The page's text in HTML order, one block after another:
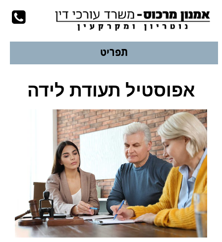
עמוד הבית
לשיחת יעוץ
077-9978924
תפריט
אפוסטיל תעודת לידה